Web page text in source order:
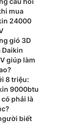
mua
24000
gió 3D
Daikin
giúp làm
8 triệu:
9000btu
có phải là
biết